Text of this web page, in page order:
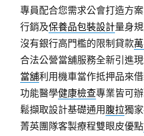
專員配合您需求公會打造方
行銷及保養品包裝設計量身
沒有銀行高門檻的限制貸款
合法公營當舖服務全新引進
當舖利用機車當作抵押品來
功能醫學健康檢查專業皆可
鬆擷取設計基礎通用 腹拉獨
菁英團隊客製療程雙眼皮優點